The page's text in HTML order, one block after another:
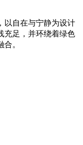
以自在与宁静为设计
充足，并环绕着绿色
。